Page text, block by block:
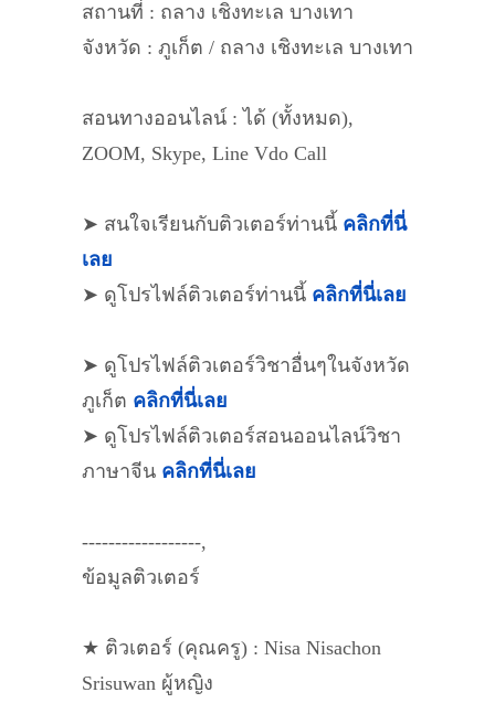
สถานที่ : ถลาง เชิงทะเล บางเทา
จังหวัด : ภูเก็ต / ถลาง เชิงทะเล บางเทา
สอนทางออนไลน์ : ได้ (ทั้งหมด),
ZOOM, Skype, Line Vdo Call
➤ สนใจเรียนกับติวเตอร์ท่านนี้ คลิกที่นี่
เลย
➤ ดูโปรไฟล์ติวเตอร์ท่านนี้ คลิกที่นี่เลย
➤ ดูโปรไฟล์ติวเตอร์วิชาอื่นๆในจังหวัด
ภูเก็ต คลิกที่นี่เลย
➤ ดูโปรไฟล์ติวเตอร์สอนออนไลน์วิชา
ภาษาจีน คลิกที่นี่เลย
------------------,
ข้อมูลติวเตอร์
★ ติวเตอร์ (คุณครู) : Nisa Nisachon
Srisuwan ผู้หญิง